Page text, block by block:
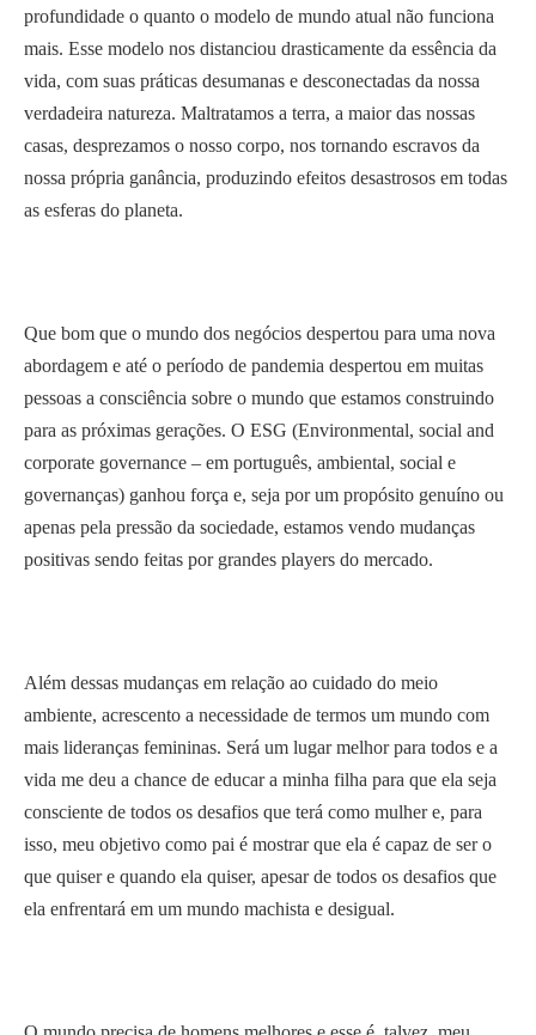
profundidade o quanto o modelo de mundo atual não funciona
mais. Esse modelo nos distanciou drasticamente da essência da
vida, com suas práticas desumanas e desconectadas da nossa
verdadeira natureza. Maltratamos a terra, a maior das nossas
casas, desprezamos o nosso corpo, nos tornando escravos da
nossa própria ganância, produzindo efeitos desastrosos em todas
as esferas do planeta.
Que bom que o mundo dos negócios despertou para uma nova
abordagem e até o período de pandemia despertou em muitas
pessoas a consciência sobre o mundo que estamos construindo
para as próximas gerações. O ESG (Environmental, social and
corporate governance – em português, ambiental, social e
governanças) ganhou força e, seja por um propósito genuíno ou
apenas pela pressão da sociedade, estamos vendo mudanças
positivas sendo feitas por grandes players do mercado.
Além dessas mudanças em relação ao cuidado do meio
ambiente, acrescento a necessidade de termos um mundo com
mais lideranças femininas. Será um lugar melhor para todos e a
vida me deu a chance de educar a minha filha para que ela seja
consciente de todos os desafios que terá como mulher e, para
isso, meu objetivo como pai é mostrar que ela é capaz de ser o
que quiser e quando ela quiser, apesar de todos os desafios que
ela enfrentará em um mundo machista e desigual.